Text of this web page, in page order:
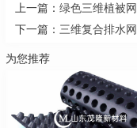
上一篇： 绿色三维植被网
下一篇： 三维复合排水网
为您推荐